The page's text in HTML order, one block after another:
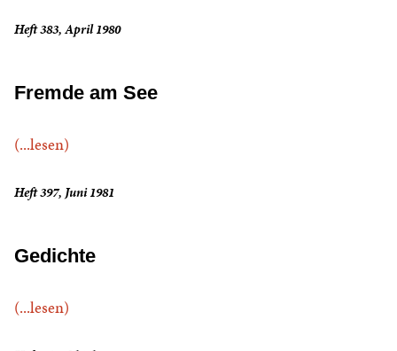
Heft 383, April 1980
Fremde am See
(...lesen)
Heft 397, Juni 1981
Gedichte
(...lesen)